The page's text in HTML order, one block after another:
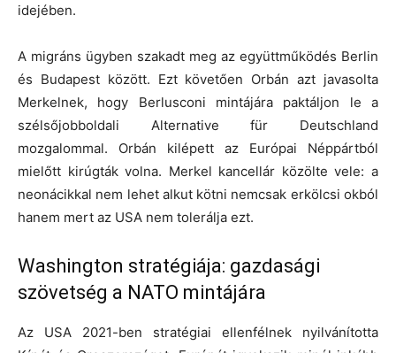
idejében.
A migráns ügyben szakadt meg az együttműködés Berlin
és Budapest között. Ezt követően Orbán azt javasolta
Merkelnek, hogy Berlusconi mintájára paktáljon le a
szélsőjobboldali Alternative für Deutschland
mozgalommal. Orbán kilépett az Európai Néppártból
mielőtt kirúgták volna. Merkel kancellár közölte vele: a
neonácikkal nem lehet alkut kötni nemcsak erkölcsi okból
hanem mert az USA nem tolerálja ezt.
Washington stratégiája: gazdasági
szövetség a NATO mintájára
Az USA 2021-ben stratégiai ellenfélnek nyilvánította